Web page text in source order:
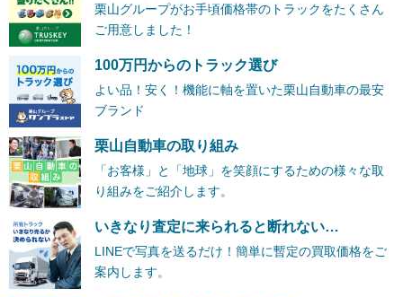
栗山グループがお手頃価格帯のトラックをたくさん
ご用意しました！
100万円からのトラック選び
よい品！安く！機能に軸を置いた栗山自動車の最安
ブランド
栗山自動車の取り組み
「お客様」と「地球」を笑顔にするための様々な取
り組みをご紹介します。
いきなり査定に来られると断れない…
LINEで写真を送るだけ！簡単に暫定の買取価格をご
案内します。